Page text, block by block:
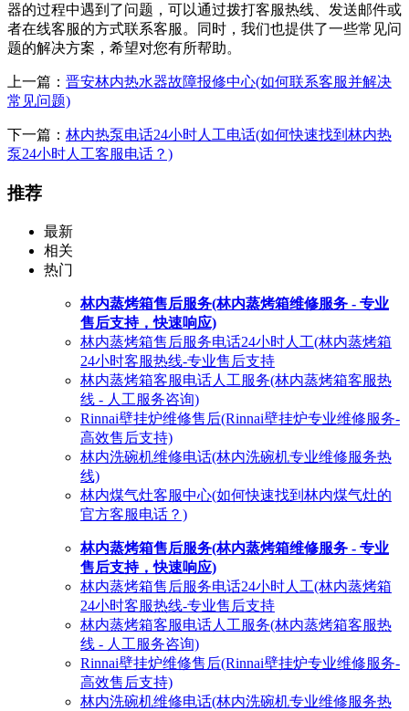
器的过程中遇到了问题，可以通过拨打客服热线、发送邮件或
者在线客服的方式联系客服。同时，我们也提供了一些常见问
题的解决方案，希望对您有所帮助。
上一篇： 晋安林内热水器故障报修中心(如何联系客服并解决
常见问题)
下一篇： 林内热泵电话24小时人工电话(如何快速找到林内热
泵24小时人工客服电话？)
推荐
最新
相关
热门
林内蒸烤箱售后服务(林内蒸烤箱维修服务 - 专业
售后支持，快速响应)
林内蒸烤箱售后服务电话24小时人工(林内蒸烤箱
24小时客服热线-专业售后支持
林内蒸烤箱客服电话人工服务(林内蒸烤箱客服热
线 - 人工服务咨询)
Rinnai壁挂炉维修售后(Rinnai壁挂炉专业维修服务-
高效售后支持)
林内洗碗机维修电话(林内洗碗机专业维修服务热
线)
林内煤气灶客服中心(如何快速找到林内煤气灶的
官方客服电话？)
林内蒸烤箱售后服务(林内蒸烤箱维修服务 - 专业
售后支持，快速响应)
林内蒸烤箱售后服务电话24小时人工(林内蒸烤箱
24小时客服热线-专业售后支持
林内蒸烤箱客服电话人工服务(林内蒸烤箱客服热
线 - 人工服务咨询)
Rinnai壁挂炉维修售后(Rinnai壁挂炉专业维修服务-
高效售后支持)
林内洗碗机维修电话(林内洗碗机专业维修服务热